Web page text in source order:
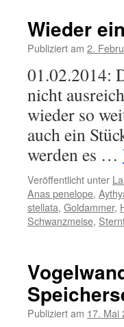
Wieder
Publiziert am 2.
01.02.2014:
nicht
wieder so
auch ein
werden es …
Veröffentlicht unter
Anas penelope,
stellata, Goldammer,
Schwanzmeise,
Publiziert am 17. Mai